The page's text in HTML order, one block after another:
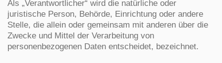
Als „Verantwortlicher“ wird die natürliche oder
juristische Person, Behörde, Einrichtung oder andere
Stelle, die allein oder gemeinsam mit anderen über die
Zwecke und Mittel der Verarbeitung von
personenbezogenen Daten entscheidet, bezeichnet.